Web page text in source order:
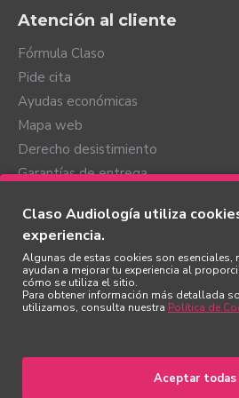
sistema Made for iPhone. Por
sigue ofreciendo su amplia gama
vez te permite conectarlos a
o el adaptador TV-A que te
televisión directamente en tus
independiente del volumen del
televisor. Bernafon te ofrece
vida sin cables.
Atención al cliente
Fórmula Claso
Pide cita
Ayudas económicas
Mapa web
Derecho desistimiento
Garantías de entrega
Mi cuenta
Mi cuenta
Mis pedidos
Favoritos
Claso Audiología utiliza
experiencia.
Algunas de estas cookies son esenciales,
ayudan a mejorar tu experiencia al
cómo se utiliza el sitio.
Para obtener información más detallada
utilizamos, consulta nuestra Política de
Aceptar todas